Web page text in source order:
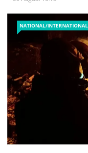
NATIONAL/INTERNATIONAL